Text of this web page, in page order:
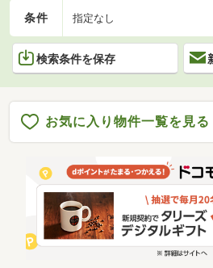
条件 指定なし
検索条件を保存
お気に入り物件一覧を見る